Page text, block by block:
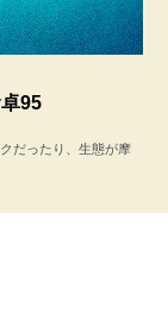
95
だったり、生態が摩